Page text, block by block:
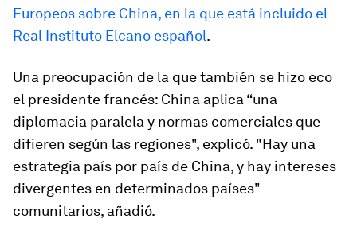
Europeos sobre China, en la que está incluido el
Real Instituto Elcano español.
Una preocupación de la que también se hizo eco
el presidente francés: China aplica “una
diplomacia paralela y normas comerciales que
difieren según las regiones", explicó. "Hay una
estrategia país por país de China, y hay intereses
divergentes en determinados países"
comunitarios, añadió.